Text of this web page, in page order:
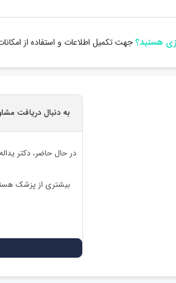
هستید؟جهت تکمیل اطلاعات و استفاده از
به دنبال دریافت
در حال حاضر،دکتر
بیشتری از پزشک